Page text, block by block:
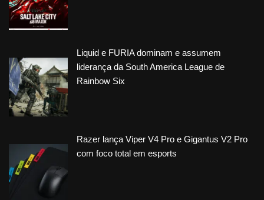
Liquid e FURIA dominam e assumem
liderança da South America League de
Rainbow Six
Razer lança Viper V4 Pro e Gigantus V2 Pro
com foco total em esports